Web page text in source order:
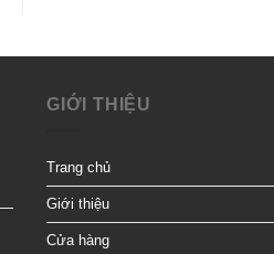
GIỚI THIỆU
Trang chủ
Giới thiệu
Cửa hàng